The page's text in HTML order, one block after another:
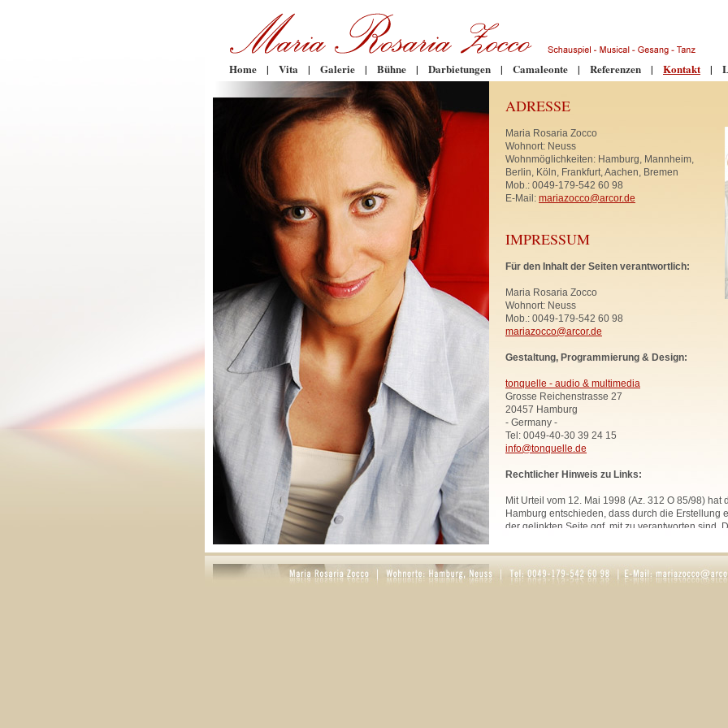
Home | Vita | Galerie | Bühne | Darbietungen | Camaleonte | Referenzen | Kontakt |
ADRESSE
Maria Rosaria Zocco
Wohnort: Neuss
Wohnmöglichkeiten: Hamburg, Mannheim,
Berlin, Köln, Frankfurt, Aachen, Bremen
Mob.: 0049-179-542 60 98
E-Mail: mariazocco@arcor.de
IMPRESSUM
Für den Inhalt der Seiten verantwortlich:
Maria Rosaria Zocco
Wohnort: Neuss
Mob.: 0049-179-542 60 98
mariazocco@arcor.de
Gestaltung, Programmierung & Design:
tonquelle - audio & multimedia
Grosse Reichenstrasse 27
20457 Hamburg
- Germany -
Tel: 0049-40-30 39 24 15
info@tonquelle.de
Rechtlicher Hinweis zu Links:
Mit Urteil vom 12. Mai 1998 (Az. 312 O 85/98) hat
Hamburg entschieden, dass durch die Erstellung
der gelinkten Seite ggf. mit zu verantworten sind.
Website. Diese Erklärung gilt für sämtliche Links
zur Zeit bestehen oder in Zukunft bestehen
Alle Bilder, Texte und Grafiken, sofern nicht